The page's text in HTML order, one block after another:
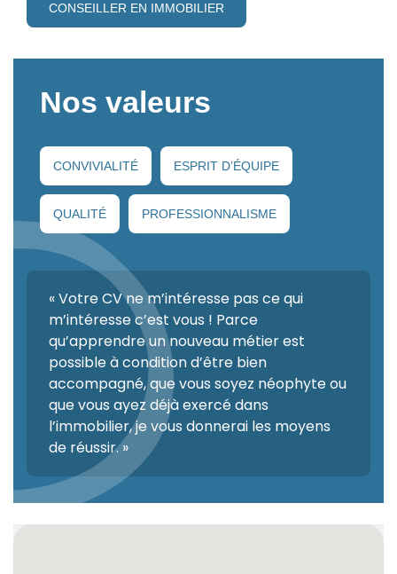
CONSEILLER EN IMMOBILIER
Nos valeurs
CONVIVIALITÉ ESPRIT D’ÉQUIPE
QUALITÉ PROFESSIONNALISME
« Votre CV ne m’intéresse pas ce qui
m’intéresse c’est vous ! Parce
qu’apprendre un nouveau métier est
possible à condition d’être bien
accompagné, que vous soyez néophyte ou
que vous ayez déjà exercé dans
l’immobilier, je vous donnerai les moyens
de réussir. »